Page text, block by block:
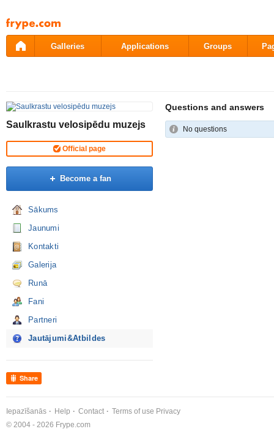
Pāriet
uz
saturu
Galleries Applications Groups
Saulkrastu velosipēdu muzejs
Official page
Become a fan
Sākums
Jaunumi
Kontakti
Galerija
Runā
Fani
Partneri
Jautājumi&Atbildes
Share
Questions and answers
No questions
Iepazīšanās Help Contact Terms of use Privacy
© 2004 - 2026 Frype.com